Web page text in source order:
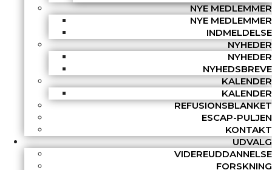
NYE MEDLEMMER
NYE MEDLEMMER
INDMELDELSE
NYHEDER
NYHEDER
NYHEDSBREVE
KALENDER
KALENDER
REFUSIONSBLANKET
ESCAP-PULJEN
KONTAKT
UDVALG
VIDEREUDDANNELSE
FORSKNING